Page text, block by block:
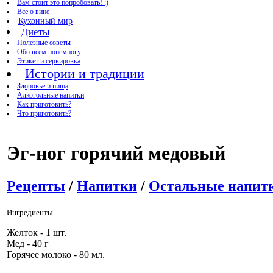
Вам стоит это попробовать! :)
Все о вине
Кухонный мир
Диеты
Полезные советы
Обо всем понемногу
Этикет и сервировка
Истории и традиции
Здоровье и пища
Алкогольные напитки
Как приготовить?
Что приготовить?
Эг-ног горячий медовый
Рецепты / Напитки / Остальные
Ингредиенты
Желток - 1 шт.
Мед - 40 г
Горячее молоко - 80 мл.